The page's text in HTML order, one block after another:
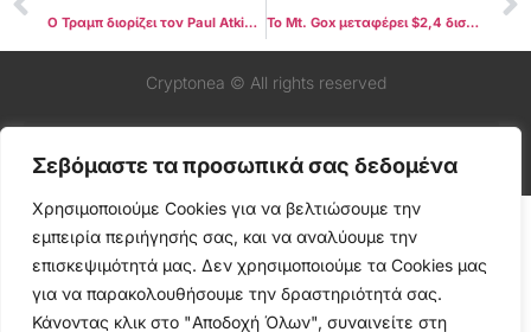
Σεβόμαστε τα προσωπικά σας δεδομένα
Χρησιμοποιούμε Cookies για να βελτιώσουμε την
εμπειρία περιήγησής σας, και να αναλύουμε την
επισκεψιμότητά μας. Δεν χρησιμοποιούμε τα Cookies μας
για να παρακολουθήσουμε την δραστηριότητά σας.
Κάνοντας κλικ στο "Αποδοχή Όλων", συναινείτε στη
Ο Τραμπ διορίζει τον Paul Atkins για να αντικαταστήσει τον Gensler ως πρόεδρο της SEC Το Mt. Gox μεταφέρει $2,4 δισεκατομμύρια σε Bitcoin με το που πήγε το BTC $100.000
Cryptonea © All rights reserved